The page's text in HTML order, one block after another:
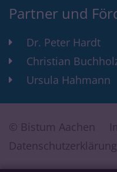
Partner und
Dr. Peter Hardt
Christian
Ursula Hahmann
© Bistum Aachen
Datenschutzerklärung